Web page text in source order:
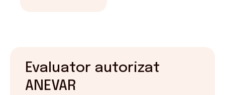
Evaluator autorizat
ANEVAR